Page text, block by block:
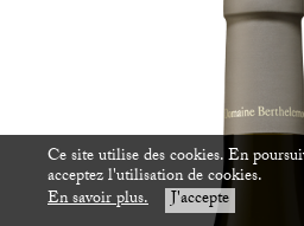
Ce site utilise des cookies. En
acceptez l'utilisation de cookies.
En savoir plus. J'accepte